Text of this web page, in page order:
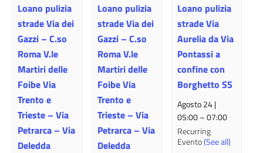
Loano pulizia
strade Via dei
Gazzi – C.so
Roma V.le
Martiri delle
Foibe Via
Trento e
Trieste – Via
Petrarca – Via
Deledda
Loano pulizia
strade Via dei
Gazzi – C.so
Roma V.le
Martiri delle
Foibe Via
Trento e
Trieste – Via
Petrarca – Via
Deledda
Loano pulizia
strade Via
Aurelia da Via
Pontassi a
confine con
Borghetto SS
Agosto 24 |
05:00–07:00
Recurring
Evento(See all)